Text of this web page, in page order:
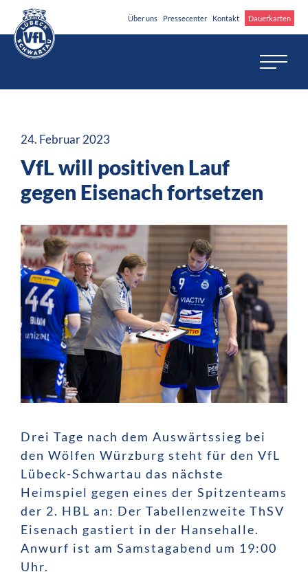
Über uns Pressecenter Kontakt Dauerkarten
24. Februar 2023
VfL will positiven Lauf
gegen Eisenach fortsetzen
Drei Tage nach dem Auswärtssieg bei
den Wölfen Würzburg steht für den VfL
Lübeck-Schwartau das nächste
Heimspiel gegen eines der Spitzenteams
der 2. HBL an: Der Tabellenzweite ThSV
Eisenach gastiert in der Hansehalle.
Anwurf ist am Samstagabend um 19:00
Uhr.